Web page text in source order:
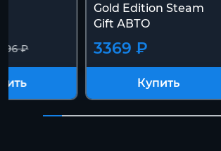
₽
Gold Edition Steam
Gift АВТО
3369 ₽
Купить